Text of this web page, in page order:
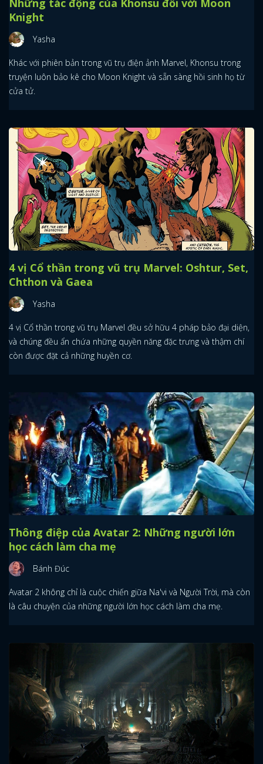
Những tác động của Khonsu đối với Moon
Knight
Yasha
Khác với phiên bản trong vũ trụ điện ảnh Marvel, Khonsu trong
truyện luôn bảo kê cho Moon Knight và sẵn sàng hồi sinh họ từ
cửa tử.
4 vị Cổ thần trong vũ trụ Marvel: Oshtur, Set,
Chthon và Gaea
Yasha
4 vị Cổ thần trong vũ trụ Marvel đều sở hữu 4 pháp bảo đại diện,
và chúng đều ẩn chứa những quyền năng đặc trưng và thậm chí
còn được đặt cả những huyền cơ.
Thông điệp của Avatar 2: Những người lớn
học cách làm cha mẹ
Bánh Đúc
Avatar 2 không chỉ là cuộc chiến giữa Na'vi và Người Trời, mà còn
là câu chuyện của những người lớn học cách làm cha mẹ.